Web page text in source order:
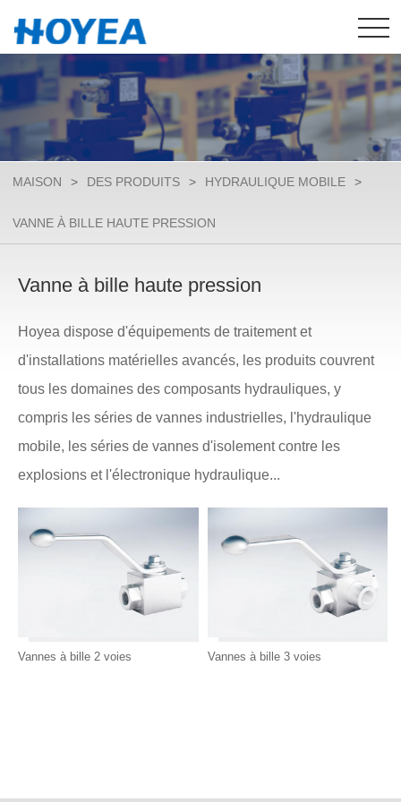
MAISON > DES PRODUITS > HYDRAULIQUE MOBILE >
VANNE À BILLE HAUTE PRESSION
Vanne à bille haute pression
Hoyea dispose d'équipements de traitement et
d'installations matérielles avancés, les produits couvrent
tous les domaines des composants hydrauliques, y
compris les séries de vannes industrielles, l'hydraulique
mobile, les séries de vannes d'isolement contre les
explosions et l'électronique hydraulique...
Vannes à bille 2 voies Vannes à bille 3 voies